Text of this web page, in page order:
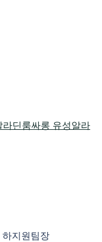
하지원팀장